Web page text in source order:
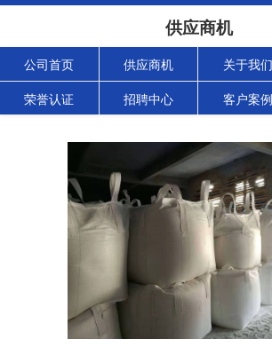
供应商机
公司首页 供应商机 关于我们
荣誉认证 招聘中心 客户案例